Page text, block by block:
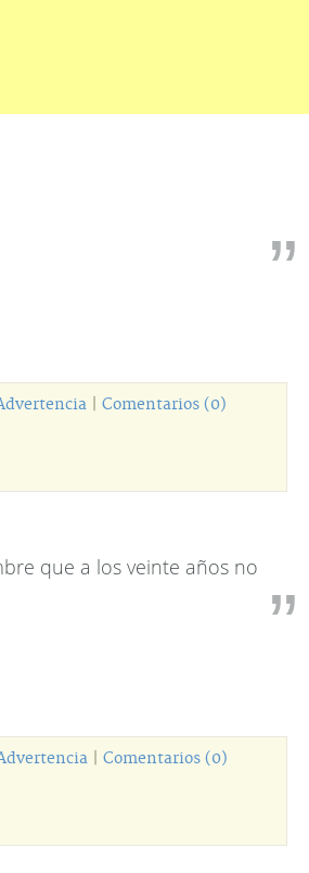
Comentarios (0)
que a los veinte años no
Comentarios (0)